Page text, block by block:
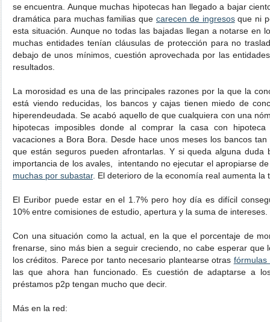
se encuentra. Aunque muchas hipotecas han llegado a bajar
dramática para muchas familias que carecen de ingresosque ni
esta situación. Aunque no todas las bajadas llegan a notarse en
muchas entidades tenían cláusulas de protección para no
debajo de unos mínimos, cuestión aprovechada por las
resultados.
La morosidad es una de las principales razones por la que la
está viendo reducidas, los bancos y cajas tienen miedo de
hiperendeudada. Se acabó aquello de que cualquiera con una
hipotecas imposibles donde al comprar la casa con
vacaciones a Bora Bora. Desde hace unos meses los bancos
que están seguros pueden afrontarlas. Y si queda alguna duda
importancia de los avales, intentando no ejecutar el apropiarse
muchas por subastar. El deterioro de la economía real aumenta la
El Euribor puede estar en el 1.7% pero hoy día es difícil
10% entre comisiones de estudio, apertura y la suma de intereses.
Con una situación como la actual, en la que el porcentaje de
frenarse, sino más bien a seguir creciendo, no cabe esperar que
los créditos. Parece por tanto necesario plantearse otras
las que ahora han funcionado. Es cuestión de adaptarse a
préstamos p2p tengan mucho que decir.
Más en la red: